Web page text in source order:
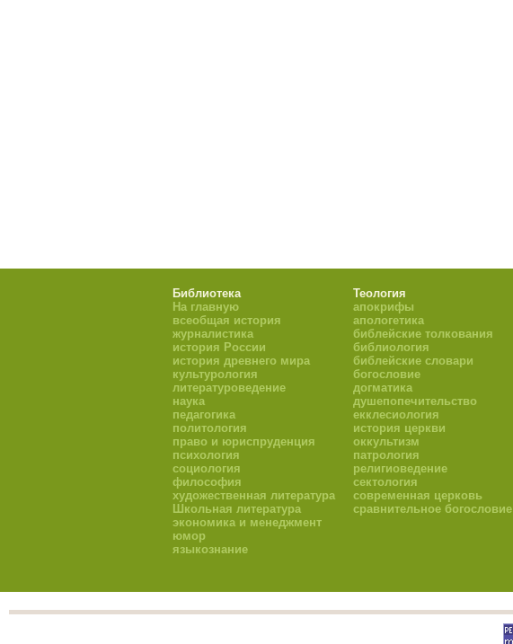
Библиотека
На главную
всеобщая история
журналистика
история России
история древнего мира
культурология
литературоведение
наука
педагогика
политология
право и юриспруденция
психология
социология
философия
художественная литература
Школьная литература
экономика и менеджмент
юмор
языкознание
Теология
апокрифы
апологетика
библейские толкования
библиология
библейские словари
богословие
догматика
душепопечительство
екклесиология
история церкви
оккультизм
патрология
религиоведение
сектология
современная церковь
сравнительное богословие